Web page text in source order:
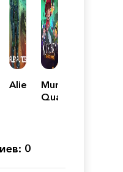
AlienauticsMunchkin:
Quacked
0